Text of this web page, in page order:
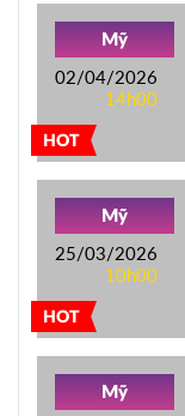
HOT
Mỹ
02/04/2026
14h00
HOT
Mỹ
25/03/2026
10h00
Mỹ